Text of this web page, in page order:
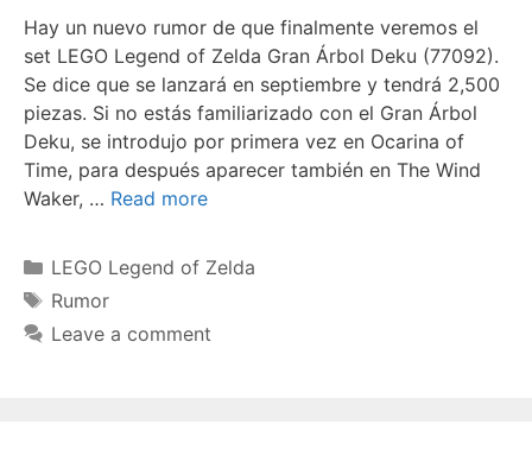
Hay un nuevo rumor de que finalmente veremos el
set LEGO Legend of Zelda Gran Árbol Deku (77092).
Se dice que se lanzará en septiembre y tendrá 2,500
piezas. Si no estás familiarizado con el Gran Árbol
Deku, se introdujo por primera vez en Ocarina of
Time, para después aparecer también en The Wind
Waker, … Read more
Categories
LEGO Legend of Zelda
Tags
Rumor
Leave a comment